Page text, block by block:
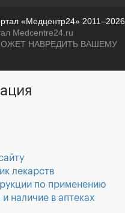
«Медцентр24» 2011–2026
Medcentre24.ru
НАВРЕДИТЬ ВАШЕМУ
лекарств
по применению
наличие в аптеках